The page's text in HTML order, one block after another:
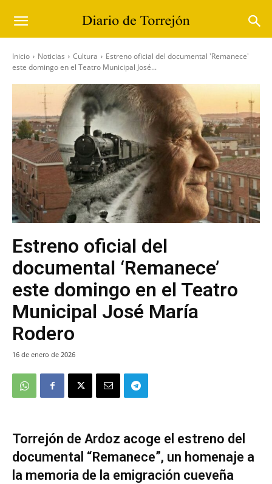
Inicio Noticias Cultura
Estreno oficial del documental 'Remanece'
este domingo en el Teatro Municipal José...
Estreno oficial del
documental ‘Remanece’
este domingo en el Teatro
Municipal José María
Rodero
16 de enero de 2026
Torrejón de Ardoz acoge el estreno del
documental “Remanece”, un homenaje a
la memoria de la emigración cueveña